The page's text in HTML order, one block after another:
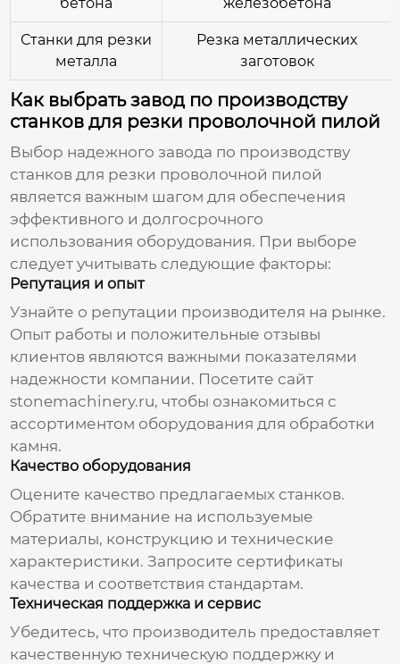
Станки для резки
металла
Резка металлических
заготовок
Как выбрать завод по производству
станков для резки проволочной пилой
Выбор надежногозавода по производству
станков для резки проволочной пилой
является важным шагом для обеспечения
эффективного и долгосрочного
использования оборудования. При выборе
следует учитывать следующие факторы:
Репутация и опыт
Узнайте о репутации производителя на рынке.
Опыт работы и положительные отзывы
клиентов являются важными показателями
надежности компании. Посетите сайт
stonemachinery.ru, чтобы ознакомиться с
ассортиментом оборудования для обработки
камня.
Качество оборудования
Оцените качество предлагаемых станков.
Обратите внимание на используемые
материалы, конструкцию и технические
характеристики. Запросите сертификаты
качества и соответствия стандартам.
Техническая поддержка и сервис
Убедитесь, что производитель предоставляет
качественную техническую поддержку и